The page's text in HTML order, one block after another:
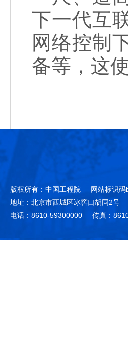
下一代互
网络控制
备等，这
版权所有：中国工程院 网站标识
地址：北京市西城区冰窖口胡同2号
电话：8610-59300000
传真：